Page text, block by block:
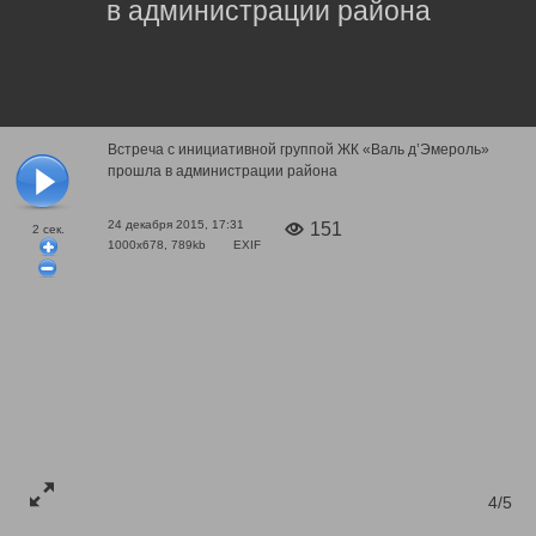
2 сек.
Встреча с инициативной группой ЖК «Валь д’Эмероль»
прошла в администрации района
24 декабря 2015, 17:31
1000x678, 789kb
EXIF
151
4/5
в администрации района